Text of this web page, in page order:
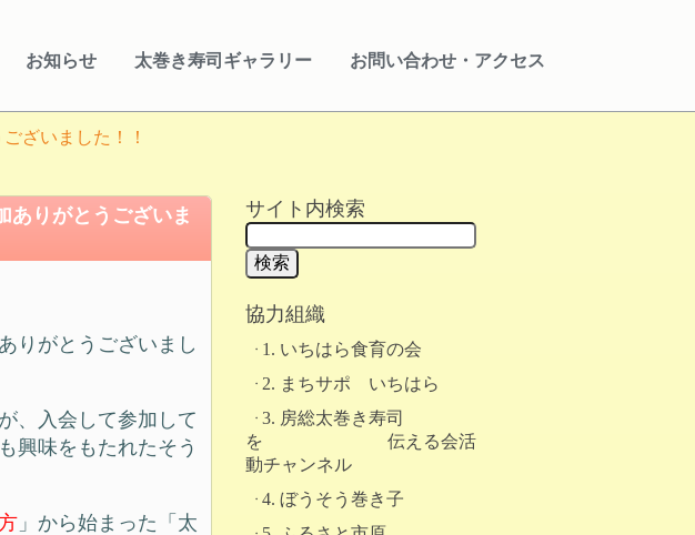
お知らせ 太巻き寿司ギャラリー お問い合わせ・アクセス
ざいました！！
ありがとうございま
りがとうございまし
、入会して参加して
興味をもたれたそう
」から始まった「太
サイト内検索
協力組織
1. いちはら食育の会
2. まちサポ いちはら
3. 房総太巻き寿司
を 伝える会活
動チャンネル
4. ぼうそう巻き子